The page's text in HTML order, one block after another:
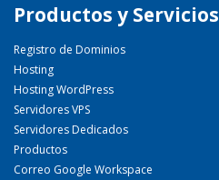
Productos y Servicios
Registro de Dominios
Hosting
Hosting WordPress
Servidores VPS
Servidores Dedicados
Productos
Correo Google Workspace